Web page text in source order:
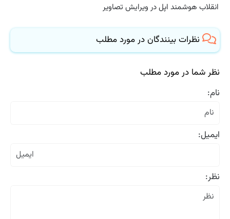
انقلاب هوشمند اپل در ویرایش تصاویر
نظرات بینندگان در مورد مطلب
نظر شما در مورد مطلب
نام:
ایمیل:
نظر: